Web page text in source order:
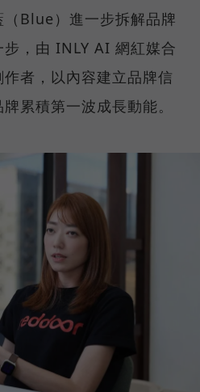
Blue）進一步拆解品牌
，由 INLY AI 網紅媒合
者，以內容建立品牌信
累積第一波成長動能。